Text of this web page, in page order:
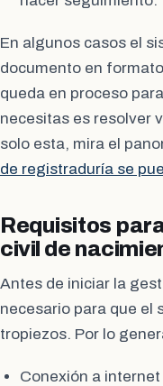
En algunos casos el
documento en
queda en proceso
necesitas es resolver
solo esta, mira el
de registraduría se
Requisitos
civil de
Antes de iniciar la
necesario para que el
tropiezos. Por lo
Conexión a